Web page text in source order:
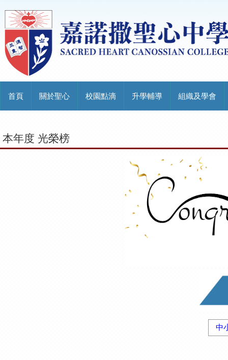
首頁 關於聖心 校園點滴 升學輔導 組織及學會
本年度 光榮榜
中